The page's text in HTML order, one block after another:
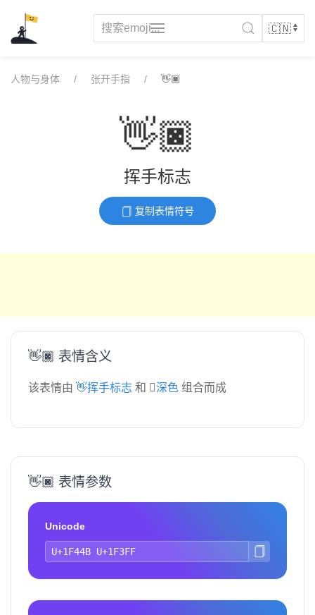
content
人物与身体 张开手指 👋🏿
👋🏿
挥手标志
复制表情符号
👋🏿 表情含义
该表情由 👋挥手标志 和🏿深色 组合而成
👋🏿 表情参数
Unicode